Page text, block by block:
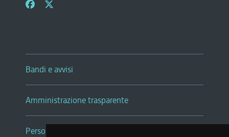
Bandi e avvisi
Amministrazione trasparente
Persone e Uffici